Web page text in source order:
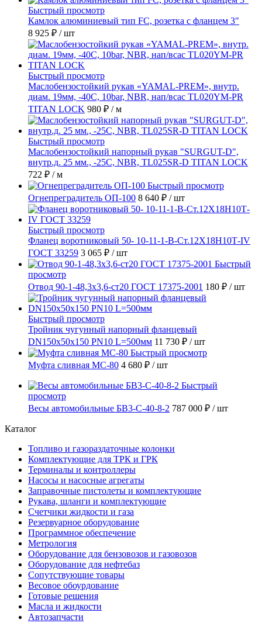
Быстрый просмотр
Камлок алюминиевый тип FC, розетка с фланцем 3"
8 925 ₽ / шт
Быстрый просмотр
Маслобензостойкий рукав «YAMAL-PREM», внутр.
диам. 19мм, -40C, 10bar, NBR, нап/всас TL020YM-PR
TITAN LOCK 980 ₽ / м
Быстрый просмотр
Маслобензостойкий напорный рукав "SURGUT-D",
внутр.д. 25 мм., -25C, NBR, TL025SR-D TITAN LOCK
722 ₽ / м
Быстрый просмотр
Огнепреградитель ОП-100 8 640 ₽ / шт
Быстрый просмотр
Фланец воротниковый 50- 10-11-1-B-Ст.12Х18Н10Т-IV
ГОСТ 33259 3 065 ₽ / шт
Быстрый
просмотр
Отвод 90-1-48,3х3,6-ст20 ГОСТ 17375-2001 180 ₽ / шт
Быстрый просмотр
Тройник чугунный напорный фланцевый
DN150х50х150 PN10 L=500мм 11 730 ₽ / шт
Быстрый просмотр
Муфта сливная МС-80 4 680 ₽ / шт
Быстрый
просмотр
Весы автомобильные БВ3-С-40-8-2 787 000 ₽ / шт
Каталог
Топливо и газораздаточные колонки
Комплектующие для ТРК и ГРК
Терминалы и контроллеры
Насосы и насосные агрегаты
Заправочные пистолеты и комплектующие
Рукава, шланги и комплектующие
Счетчики жидкости и газа
Резервуарное оборудование
Программное обеспечение
Метрология
Оборудование для бензовозов и газовозов
Оборудование для нефтебаз
Сопутствующие товары
Весовое обоурдование
Готовые решения
Масла и жидкости
Автозапчасти